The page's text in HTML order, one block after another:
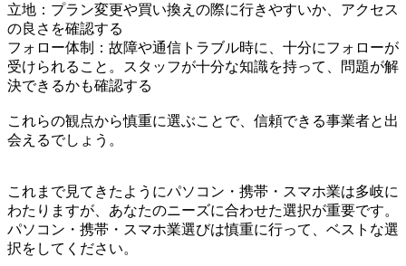
立地：プラン変更や買い換えの際に行きやすいか、アクセス
の良さを確認する
フォロー体制：故障や通信トラブル時に、十分にフォローが
受けられること。スタッフが十分な知識を持って、問題が解
決できるかも確認する
これらの観点から慎重に選ぶことで、信頼できる事業者と出
会えるでしょう。
これまで見てきたようにパソコン・携帯・スマホ業は多岐に
わたりますが、あなたのニーズに合わせた選択が重要です。
パソコン・携帯・スマホ業選びは慎重に行って、ベストな選
択をしてください。